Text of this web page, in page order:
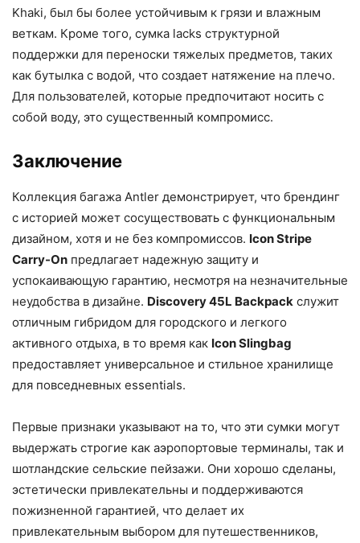
Khaki, был бы более устойчивым к грязи и влажным
веткам. Кроме того, сумка lacks структурной
поддержки для переноски тяжелых предметов, таких
как бутылка с водой, что создает натяжение на плечо.
Для пользователей, которые предпочитают носить с
собой воду, это существенный компромисс.
Заключение
Коллекция багажа Antler демонстрирует, что брендинг
с историей может сосуществовать с функциональным
дизайном, хотя и не без компромиссов. Icon Stripe
Carry-On предлагает надежную защиту и
успокаивающую гарантию, несмотря на незначительные
неудобства в дизайне. Discovery 45L Backpack служит
отличным гибридом для городского и легкого
активного отдыха, в то время как Icon Slingbag
предоставляет универсальное и стильное хранилище
для повседневных essentials.
Первые признаки указывают на то, что эти сумки могут
выдержать строгие как аэропортовые терминалы, так и
шотландские сельские пейзажи. Они хорошо сделаны,
эстетически привлекательны и поддерживаются
пожизненной гарантией, что делает их
привлекательным выбором для путешественников,